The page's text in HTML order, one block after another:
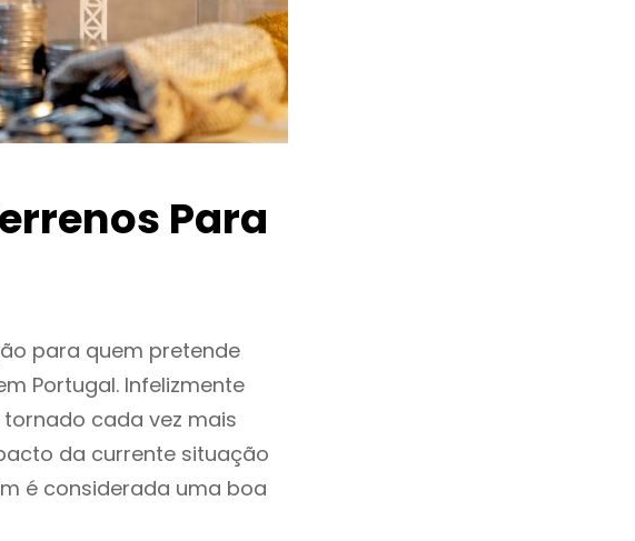
Para
para quem pretende
Portugal. Infelizmente
cada vez mais
da currente situação
é considerada uma boa